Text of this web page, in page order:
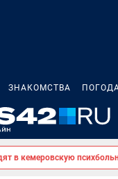
ЗНАКОМСТВА
в кемеровскую